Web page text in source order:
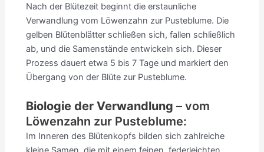
Nach der Blütezeit beginnt die erstaunliche
Verwandlung vom Löwenzahn zur Pusteblume. Die
gelben Blütenblätter schließen sich, fallen schließlich
ab, und die Samenstände entwickeln sich. Dieser
Prozess dauert etwa 5 bis 7 Tage und markiert den
Übergang von der Blüte zur Pusteblume.
Biologie der Verwandlung – vom
Löwenzahn zur Pusteblume:
Im Inneren des Blütenkopfs bilden sich zahlreiche